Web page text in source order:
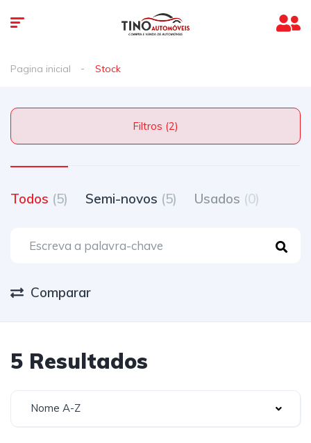
Pagina inicial Stock
Filtros (2)
Todos (5) Semi-novos (5) Usados (0)
Comparar
5 Resultados
Nome A-Z